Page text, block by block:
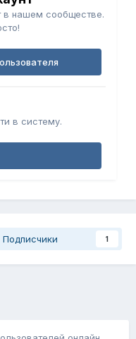
в нашем сообществе.
в систему.
Подписчики 1